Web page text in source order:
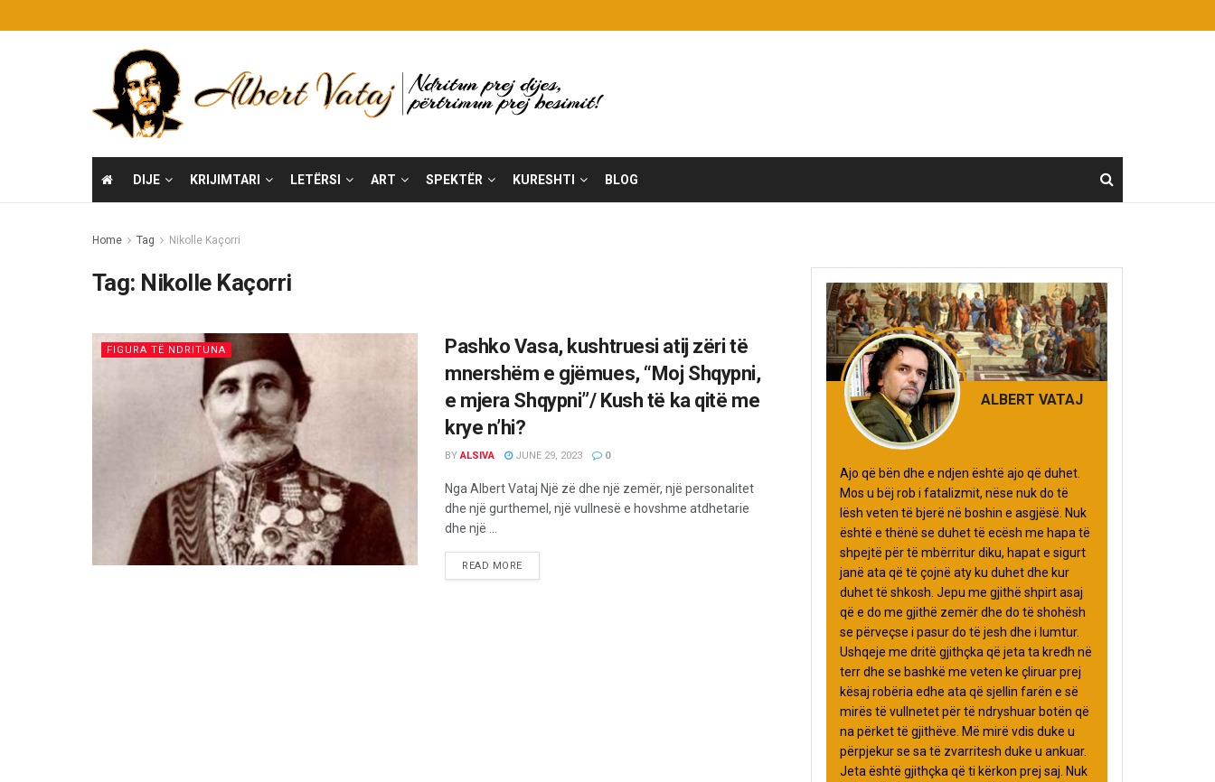
DIJE KRIJIMTARI LETËRSI ART SPEKTËR KURESHTI BLOG
Home Tag Nikolle Kaçorri
Tag: Nikolle Kaçorri
FIGURA TË NDRITUNA
Pashko Vasa, kushtruesi atij zëri të
mnershëm e gjëmues, “Moj Shqypni,
e mjera Shqypni”/ Kush të ka qitë me
krye n’hi?
BY ALSIVA JUNE 29, 2023 0
Nga Albert Vataj Një zë dhe një zemër, një personalitet
dhe një gurthemel, një vullnesë e hovshme atdhetarie
dhe një ...
READ MORE
ALBERT VATAJ
Ajo që bën dhe e ndjen është ajo që duhet.
Mos u bëj rob i fatalizmit, nëse nuk do të
lësh veten të bjerë në boshin e asgjësë. Nuk
është e thënë se duhet të ecësh me hapa të
shpejtë për të mbërritur diku, hapat e sigurt
janë ata që të çojnë aty ku duhet dhe kur
duhet të shkosh. Jepu me gjithë shpirt asaj
që e do me gjithë zemër dhe do të shohësh
se përveçse i pasur do të jesh dhe i lumtur.
Ushqeje me dritë gjithçka që jeta ta kredh në
terr dhe se bashkë me veten ke çliruar prej
kësaj robëria edhe ata që sjellin farën e së
mirës të vullnetet për të ndryshuar botën që
na përket të gjithëve. Më mirë vdis duke u
përpjekur se sa të zvarritesh duke u ankuar.
Jeta është gjithçka që ti kërkon prej saj. Nuk